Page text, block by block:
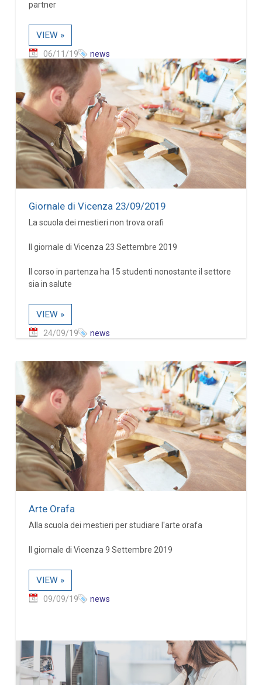
partner
VIEW »
06/11/19 news
Giornale di Vicenza 23/09/2019
La scuola dei mestieri non trova orafi
Il giornale di Vicenza 23 Settembre 2019
Il corso in partenza ha 15 studenti nonostante il settore
sia in salute
VIEW »
24/09/19 news
Arte Orafa
Alla scuola dei mestieri per studiare l'arte orafa
Il giornale di Vicenza 9 Settembre 2019
VIEW »
09/09/19 news